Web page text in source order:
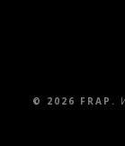
© 2026 FRAP.